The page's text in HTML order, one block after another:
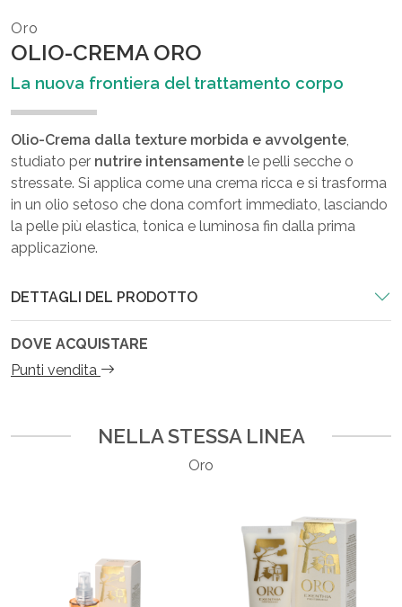
Oro
OLIO-CREMA ORO
La nuova frontiera del trattamento corpo
Olio-Crema dalla texture morbida e avvolgente,
studiato per nutrire intensamente le pelli secche o
stressate. Si applica come una crema ricca e si trasforma
in un olio setoso che dona comfort immediato, lasciando
la pelle più elastica, tonica e luminosa fin dalla prima
applicazione.
DETTAGLI DEL PRODOTTO
DOVE ACQUISTARE
Punti vendita
NELLA STESSA LINEA
Oro